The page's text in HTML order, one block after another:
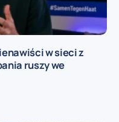
w sieci z
ruszy we